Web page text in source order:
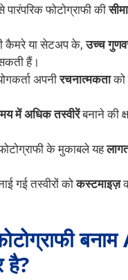
पारंपरिक फोटोग्राफी की
कैमरे या सेटअप के,उच्च
हैं।
अपनीरचनात्मकताको
में अधिक तस्वीरेंबनाने की
के मुकाबले यह
गई तस्वीरों कोकस्टमाइज़
है?